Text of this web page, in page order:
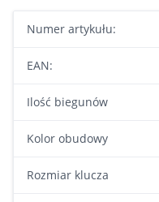
Numer artykułu:
EAN:
Ilość biegunów
Kolor obudowy
Rozmiar klucza